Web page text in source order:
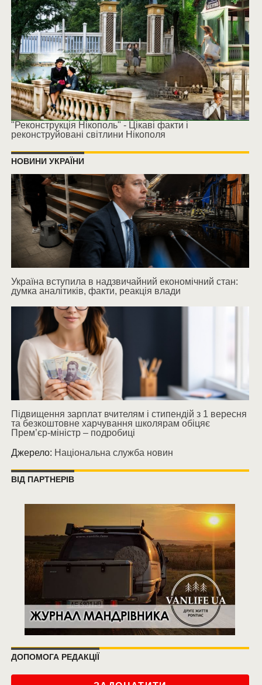
"Реконструкція Нікополь" - Цікаві факти і
реконструйовані світлини Нікополя
НОВИНИ УКРАЇНИ
Україна вступила в надзвичайний економічний стан:
думка аналітиків, факти, реакція влади
Підвищення зарплат вчителям і стипендій з 1 вересня
та безкоштовне харчування школярам обіцяє
Прем’єр-міністр – подробиці
Джерело: Національна служба новин
ВІД ПАРТНЕРІВ
ДОПОМОГА РЕДАКЦІЇ